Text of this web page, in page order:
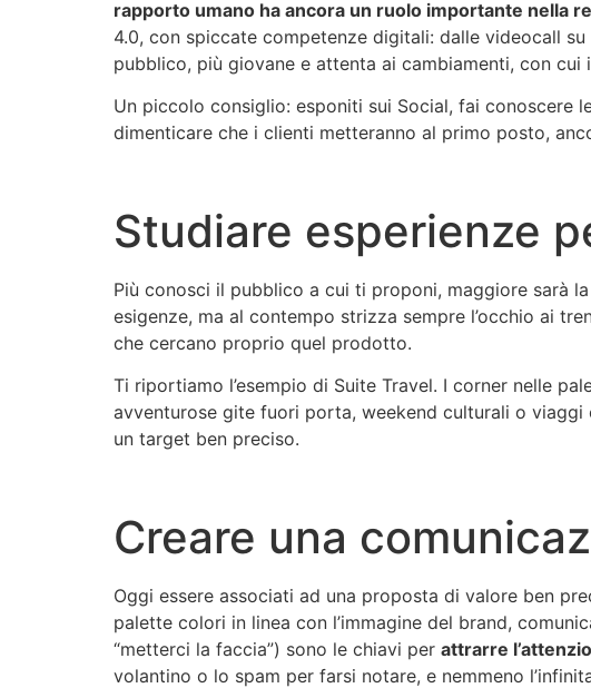
rapporto umano ha ancora un ruolo importante nella
4.0, con spiccate competenze digitali: dalle videocall
pubblico, più giovane e attenta ai cambiamenti, con cui
Un piccolo consiglio: esponiti sui Social, fai conoscere
dimenticare che i clienti metteranno al primo posto,
Studiare esperienze
Più conosci il pubblico a cui ti proponi, maggiore sarà
esigenze, ma al contempo strizza sempre l’occhio ai
che cercano proprio quel prodotto.
Ti riportiamo l’esempio di Suite Travel. I corner nelle
avventurose gite fuori porta, weekend culturali o
un target ben preciso.
Creare una
Oggi essere associati ad una proposta di valore ben
palette colori in linea con l’immagine del brand,
“metterci la faccia”) sono le chiavi per attrarre
volantino o lo spam per farsi notare, e nemmeno